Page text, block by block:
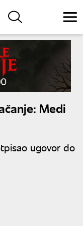
Medi
ugovor do